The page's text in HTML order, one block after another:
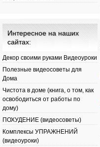
Интересное на наших
сайтах:
Декор своими руками Видеоуроки
Полезные видеосоветы для
Дома
Чистота в доме (книга, о том, как
освободиться от работы по
дому)
ПОХУДЕНИЕ (видеосоветы)
Комплексы УПРАЖНЕНИЙ
(видеоуроки)